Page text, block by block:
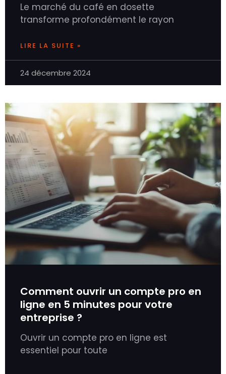
Le marché du café en dosette
transforme profondément le rayon
LIRE LA SUITE »
24 décembre 2024
Comment ouvrir un compte pro en
ligne en 5 minutes pour votre
entreprise ?
Ouvrir un compte pro en ligne est
essentiel pour toute